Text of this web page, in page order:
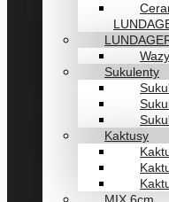
Sukulenty
Kaktusy